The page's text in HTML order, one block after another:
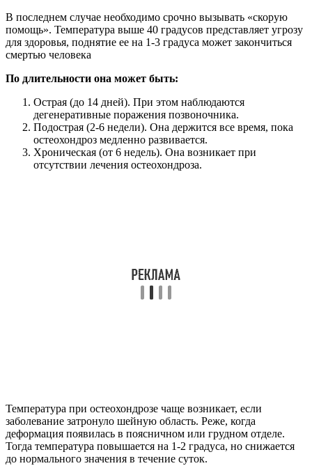
В последнем случае необходимо срочно вызывать «скорую
помощь». Температура выше 40 градусов представляет угрозу
для здоровья, поднятие ее на 1-3 градуса может закончиться
смертью человека
По длительности она может быть:
Острая (до 14 дней). При этом наблюдаются
дегенеративные поражения позвоночника.
Подострая (2-6 недели). Она держится все время, пока
остеохондроз медленно развивается.
Хроническая (от 6 недель). Она возникает при
отсутствии лечения остеохондроза.
Температура при остеохондрозе чаще возникает, если
заболевание затронуло шейную область. Реже, когда
деформация появилась в поясничном или грудном отделе.
Тогда температура повышается на 1-2 градуса, но снижается
до нормального значения в течение суток.